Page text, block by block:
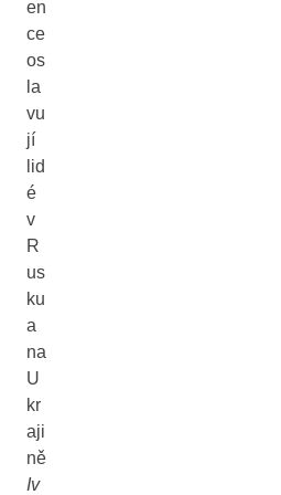
en
ce
os
la
vu
jí
lid
é
v
R
us
ku
a
na
U
kr
aji
ně
Iv